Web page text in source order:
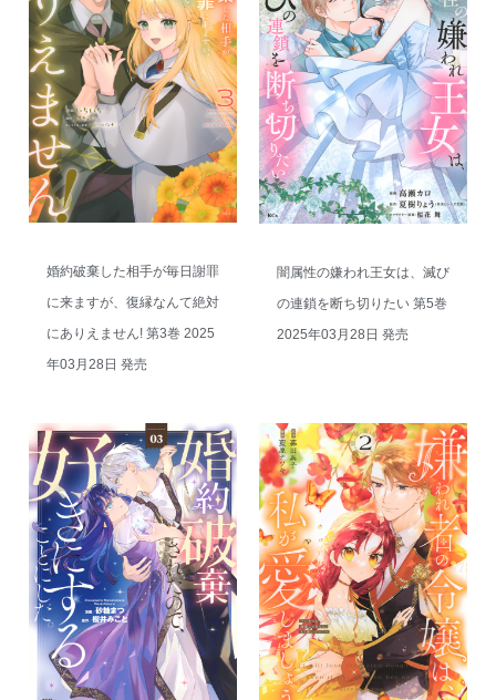
婚約破棄した相手が毎日謝罪
に来ますが、復縁なんて絶対
にありえません! 第3巻 2025
年03月28日 発売
闇属性の嫌われ王女は、滅び
の連鎖を断ち切りたい 第5巻
2025年03月28日 発売